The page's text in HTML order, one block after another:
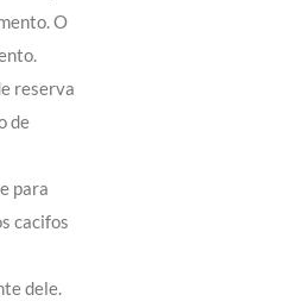
O
reserva
de
para
cacifos
dele.